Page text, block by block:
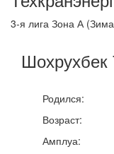
3-я лига Зона А
Шохрухбек
Родился:
Возраст:
Амплуа: